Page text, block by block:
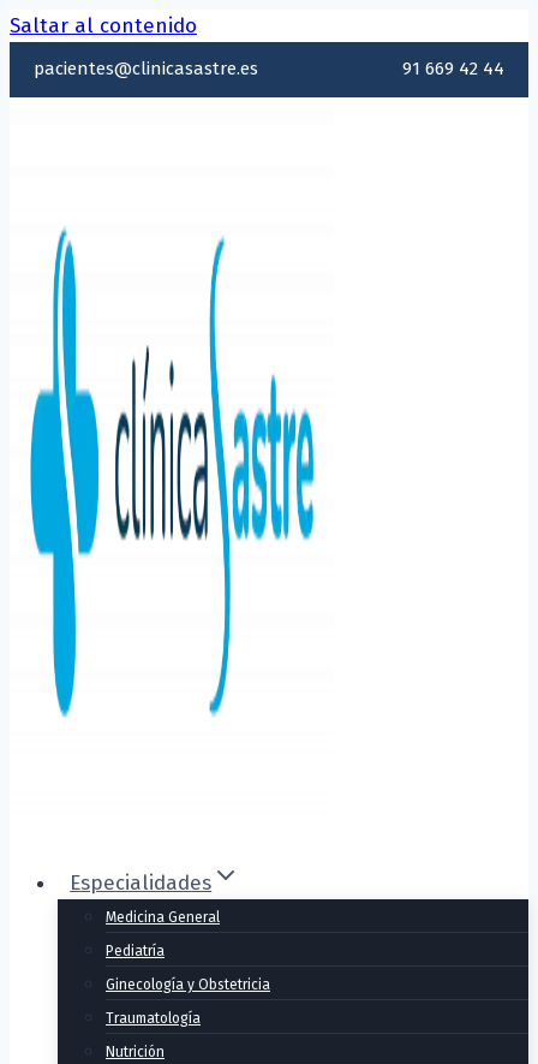
Saltar al contenido
pacientes@clinicasastre.es 91 669 42 44
Especialidades
Medicina General
Pediatría
Ginecología y Obstetricia
Traumatología
Nutrición